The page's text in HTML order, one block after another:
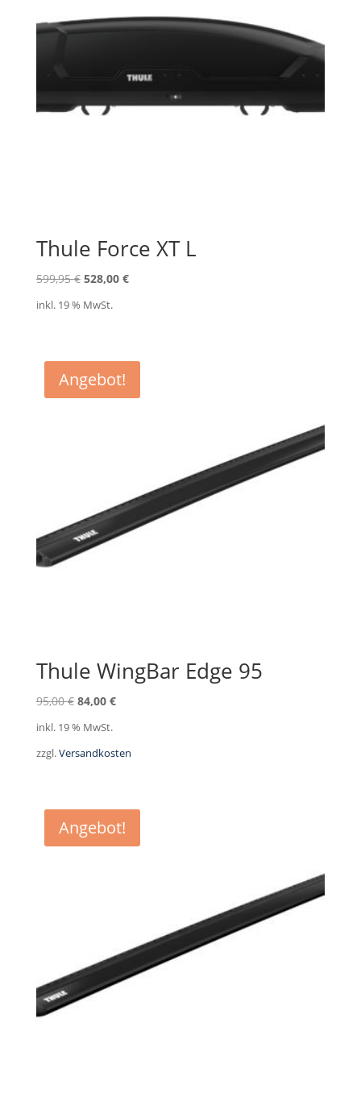
Thule Force XT L
599,95€ Ursprünglicher
528,00 €Aktueller
inkl. 19 % MwSt.
Angebot!
Thule WingBar Edge 95
95,00€ Ursprünglicher
95,00 €
84,00 €Aktueller
84,00 €.
inkl. 19 % MwSt.
zzgl.Versandkosten
Angebot!